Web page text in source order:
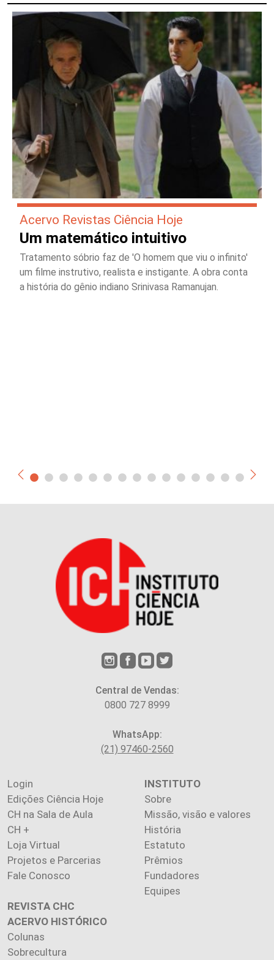
Acervo Revistas Ciência Hoje
Um matemático intuitivo
Tratamento sóbrio faz de 'O homem que viu o infinito'
um filme instrutivo, realista e instigante. A obra conta
a história do gênio indiano Srinivasa Ramanujan.
Central de Vendas:
0800 727 8999
WhatsApp:
(21) 97460-2560
Login
Edições Ciência Hoje
CH na Sala de Aula
CH +
Loja Virtual
Projetos e Parcerias
Fale Conosco
INSTITUTO
Sobre
Missão, visão e valores
História
Estatuto
Prêmios
Fundadores
Equipes
REVISTA CHC
ACERVO HISTÓRICO
Colunas
Sobrecultura